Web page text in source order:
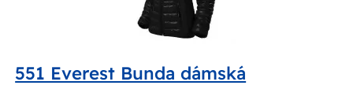
551 Everest Bunda dámská